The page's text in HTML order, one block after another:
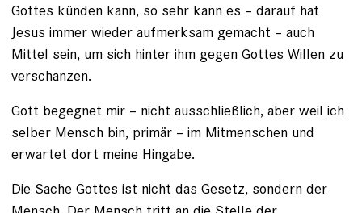
Gottes künden kann, so sehr kann es – darauf hat
Jesus immer wieder aufmerksam gemacht – auch
Mittel sein, um sich hinter ihm gegen Gottes Willen zu
verschanzen.
Gott begegnet mir – nicht ausschließlich, aber weil ich
selber Mensch bin, primär – im Mitmenschen und
erwartet dort meine Hingabe.
Die Sache Gottes ist nicht das Gesetz, sondern der